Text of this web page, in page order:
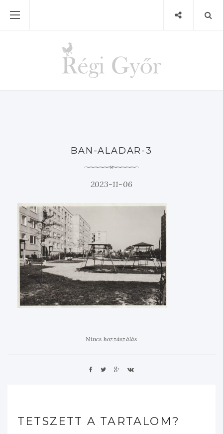
BAN-ALADAR-3
2023-11-06
Nincs hozzászálás
TETSZETT A TARTALOM?